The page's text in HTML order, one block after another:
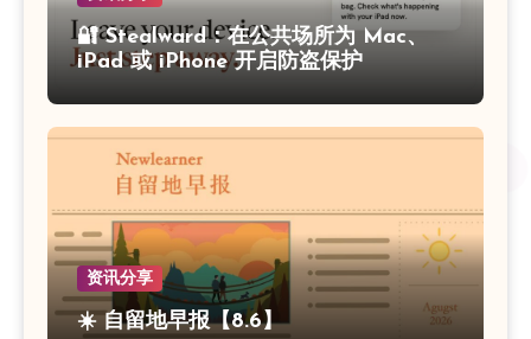
🔐 Stealward：在公共场所为 Mac、
iPad 或 iPhone 开启防盗保护
资讯分享
☀️ 自留地早报【8.6】